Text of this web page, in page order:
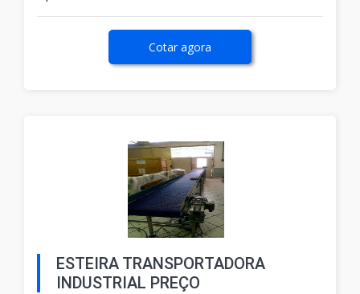
Cotar agora
ESTEIRA TRANSPORTADORA
INDUSTRIAL PREÇO